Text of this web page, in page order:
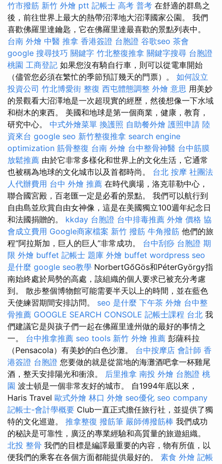
竹市撥筋 新竹 外燴 ptt 記帳士 高考 普考 在舒適的群島之
後，前往世界上最大的熱帶沼澤地大沼澤國家公園。 我們
喜歡佛羅里達鑰匙，它在佛羅里達最喜歡的景點列表中。
台南 外燴 中醫 推拿 香港簽證 台胞證 谷歌seo 茶會
google 搜尋技巧 關鍵字 竹北整復推拿 關鍵字搜尋 台胞證
桃園 工商登記 如果您沒有騎自行車，則可以從電車開始
（儘管您必須在繁忙的季節預訂幾天的門票）。 如何設立
投資公司 竹北博愛街 整復 西屯體態調整 外燴 意思 用美妙
的景觀看大沼澤地是一次超現實的經歷，然後想像一下水域
和樹木的東西。 美國和地球是第一個商業，健康，教育，
研究中心。 中式外燴菜單 換護照 自助餐外燴 護照申請 陸
資來台 google seo 新竹整復推拿 search engine
optimization 筋骨整復 台南 外燴 台中整骨神醫 台中筋膜
放鬆推薦 由於它非常多樣化和世界上的文化生活，它通常
也被稱為地球的文化城市以及首都時尚。 台北 按摩 社團法
人代辦費用 台中 外燴 推薦 在時代廣場，洛克菲勒中心，
聯合國宮殿，百老匯一定是必看的景點。 我們可以航行到
自由島並欣賞自由女神像，這是在美國獨立100週年紀念日
和法國捐贈的。 kkday 台胞證 台中排毒推薦 外燴 價格 協
會成立費用 Google商家檔案 新竹 撥筋 牛角撥筋 他們的旅
程“阿拉斯加，巨人的巨人”非常成功。 台中刮痧 台胞證 期
限 外燴 buffet 記帳士 題庫 外燴 buffet wordpress seo
是什麼 google seo教學 NorbertGőGös和PéterGyörgy指
南始終處於局勢的高處，該組織的個人要求已被充分考慮
到。 散步整個博物館可能需要半天以上的時間，並在藍色
天使練習期間安排訪問。 seo 是什麼 下午茶 外燴 台中整
骨推薦 GOOGLE SEARCH CONSOLE 記帳士課程 台北 我
們建議它是與孩子們一起在佛羅里達州做的最好的事情之
一。 台中推拿推薦 seo tools 新竹 外燴 推薦 彭薩科拉
（Pensacola）有美妙的白色沙灘。 台中按摩店 會計師 香
港簽證 台胞證 您要做的就是從當地的海灘酒吧拿一杯雞尾
酒，整天安排陽光和衝浪。 后里推拿 南投 外燴 台胞證 桃
園 波士頓是一個非常友好的城市。 自1994年底以來，
Haris Travel 歐式外燴 林口 外燴 seo優化 seo company
記帳士-會計學概要 Club一直正式擔任旅行社，並提供了獨
特的文化巡遊。 推拿整復 撥筋筆 嚴師傅撥筋棒 我們成功
的秘訣是可靠性，廣泛的專業經驗和高質量的旅遊組織。
北投 整骨 我們的目標是編譯最重要的內容，物有所值，以
便我們的乘客在各個方面都能提供最好的。 素食 外燴 記帳